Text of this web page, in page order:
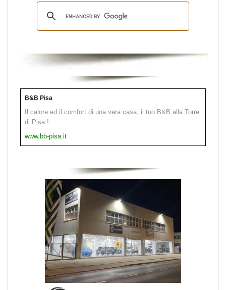
B&B Pisa
Il calore ed il comfort di una vera casa, il tuo B&B alla Torre
di Pisa !
www.bb-pisa.it